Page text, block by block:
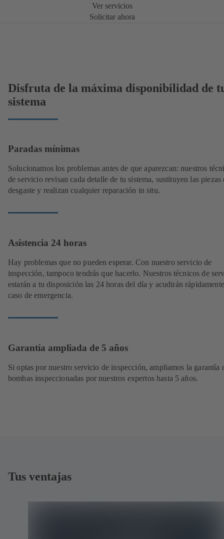
Ver servicios
Solicitar ahora
Disfruta de la máxima disponibilidad de
sistema
Paradas mínimas
Solucionamos los problemas antes de que aparezcan: nuestros
de servicio revisan cada detalle de tu sistema, sustituyen las piezas
desgaste y realizan cualquier reparación in situ.
Asistencia 24 horas
Hay problemas que no pueden esperar. Con nuestro servicio de
inspección, tampoco tendrás que hacerlo. Nuestros técnicos de
estarán a tu disposición las 24 horas del día y acudirán
caso de emergencia.
Garantía ampliada de 5 años
Si optas por nuestro servicio de inspección, ampliamos la garantía
bombas inspeccionadas por nuestros expertos hasta 5 años.
Tus ventajas